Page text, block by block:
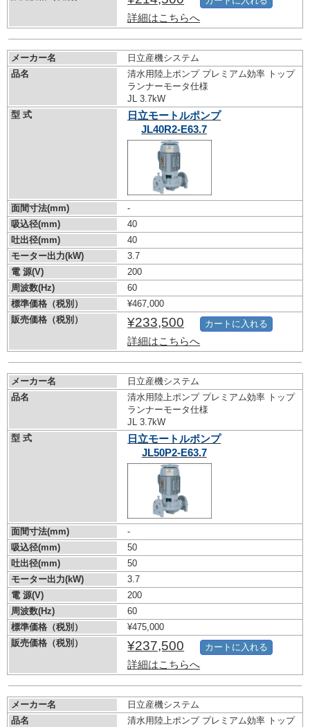
詳細はこちらへ
メーカー名
日立産機システム
品名
清水用陸上ポンプ プレミアム効率 トップ
ランナーモータ仕様
JL 3.7kW
型 式
日立モートルポンプ
JL40R2-E63.7
面間寸法(mm)
-
吸込径(mm)
40
吐出径(mm)
40
モーター出力(kW)
3.7
電 源(V)
200
周波数(Hz)
60
標準価格（税別）
¥467,000
販売価格（税別）
¥233,500
詳細はこちらへ
カートに入れる
メーカー名
日立産機システム
品名
清水用陸上ポンプ プレミアム効率 トップ
ランナーモータ仕様
JL 3.7kW
型 式
日立モートルポンプ
JL50P2-E63.7
面間寸法(mm)
-
吸込径(mm)
50
吐出径(mm)
50
モーター出力(kW)
3.7
電 源(V)
200
周波数(Hz)
60
標準価格（税別）
¥475,000
販売価格（税別）
¥237,500
詳細はこちらへ
カートに入れる
メーカー名
日立産機システム
品名
清水用陸上ポンプ プレミアム効率 トップ